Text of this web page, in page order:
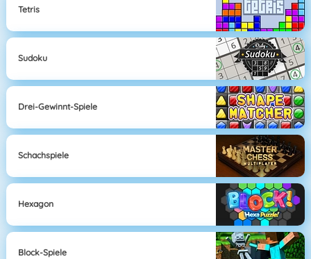
Tetris
Sudoku
Drei-Gewinnt-Spiele
Schachspiele
Hexagon
Block-Spiele